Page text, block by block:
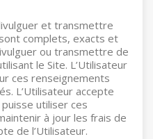
et transmettre
complets, exacts et
ou transmettre de
le Site. L’Utilisateur
ces renseignements
L’Utilisateur accepte
utiliser ces
à jour les frais de
de l’Utilisateur.